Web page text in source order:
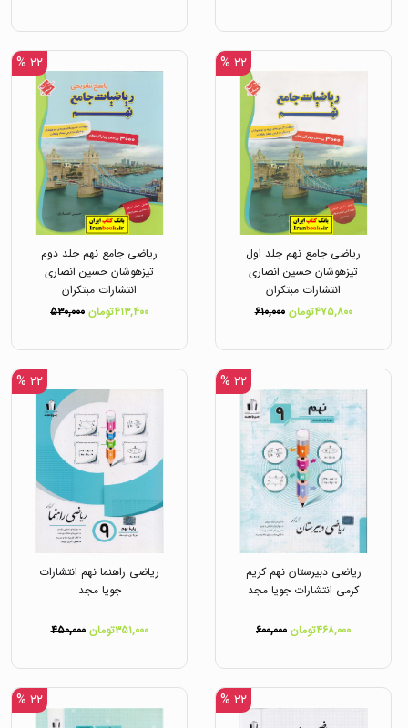
۲۲ %
ریاضی جامع نهم جلد اول
تیزهوشان حسین انصاری
انتشارات مبتکران
۴۷۵,۸۰۰تومان
۶۱۰,۰۰۰
۲۲ %
ریاضی جامع نهم جلد دوم
تیزهوشان حسین انصاری
انتشارات مبتکران
۴۱۳,۴۰۰تومان
۵۳۰,۰۰۰
۲۲ %
ریاضی دبیرستان نهم کریم
کرمی انتشارات جویا مجد
۴۶۸,۰۰۰تومان ۶۰۰,۰۰۰
۲۲ %
ریاضی راهنما نهم انتشارات
جویا مجد
۳۵۱,۰۰۰تومان ۴۵۰,۰۰۰
۲۲ % ۲۲ %